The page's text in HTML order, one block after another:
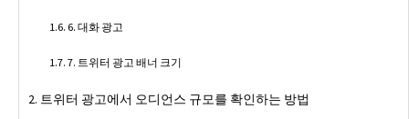
6. 대화 광고
7. 트위터 광고 배너 크기
트위터 광고에서 오디언스 규모를 확인하는 방법